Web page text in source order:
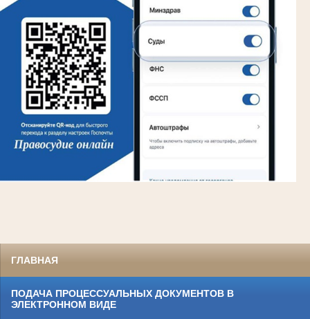
ГЛАВНАЯ
ПОДАЧА ПРОЦЕССУАЛЬНЫХ ДОКУМЕНТОВ В
ЭЛЕКТРОННОМ ВИДЕ